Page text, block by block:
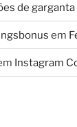
de garganta
em
Instagram